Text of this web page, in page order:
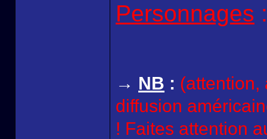
Personnages :
→ NB : (attention,
diffusion
! Faites attention